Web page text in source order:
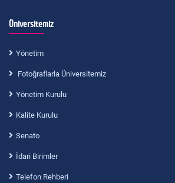
Üniversitemiz
Yönetim
Fotoğraflarla Üniversitemiz
Yönetim Kurulu
Kalite Kurulu
Senato
İdari Birimler
Telefon Rehberi